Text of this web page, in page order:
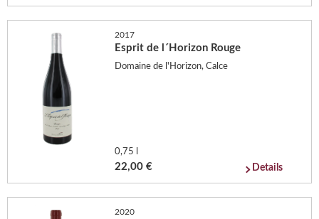
2017
Esprit de l´Horizon Rouge
Domaine de l'Horizon, Calce
0,75 l
22,00 € Details
2020